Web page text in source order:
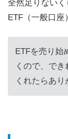
全然足りない
ETF（一般口座
ETFを売り始
くので、で
くれたらあり